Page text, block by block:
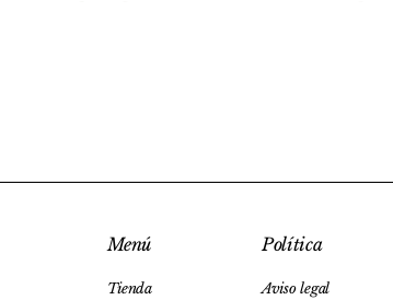
Menú
Tienda
Política
Aviso legal